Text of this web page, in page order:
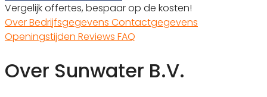
Vergelijk offertes, bespaar op de kosten!
OverBedrijfsgegevens Contactgegevens
Openingstijden Reviews FAQ
Over Sunwater B.V.